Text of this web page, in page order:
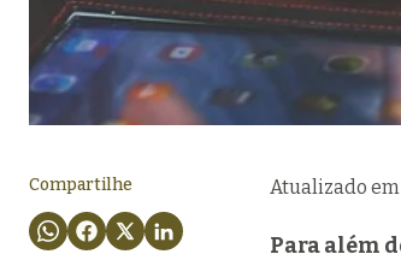
Compartilhe Atualizado em
Para além